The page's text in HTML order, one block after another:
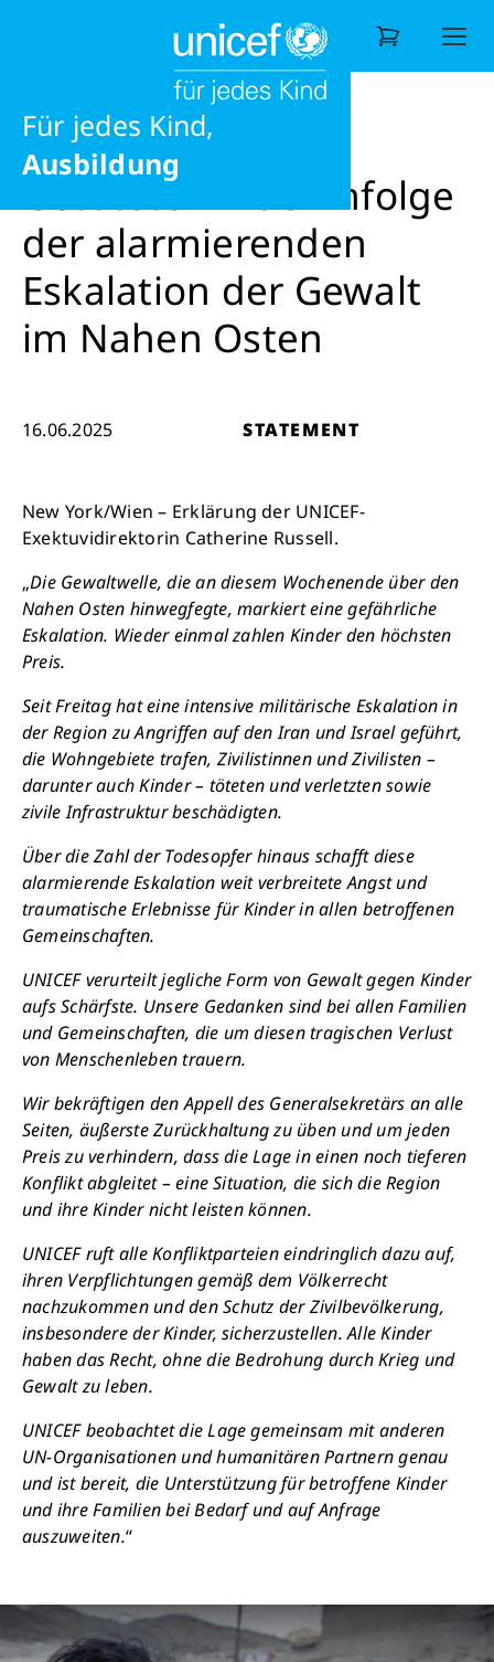
Für jedes Kind,
eine gesunde Zukunft
Ausbildung
Wonach suchen Sie?
StatementGetötete Kinder infolge der
Getötete Kinder infolge
der alarmierenden
Eskalation der Gewalt
im Nahen Osten
16.06.2025 STATEMENT
New York/Wien – Erklärung der UNICEF-
Exektuvidirektorin Catherine Russell.
„Die Gewaltwelle, die an diesem Wochenende über den
Nahen Osten hinwegfegte, markiert eine gefährliche
Eskalation. Wieder einmal zahlen Kinder den höchsten
Preis.
Seit Freitag hat eine intensive militärische Eskalation in
der Region zu Angriffen auf den Iran und Israel geführt,
die Wohngebiete trafen, Zivilistinnen und Zivilisten –
darunter auch Kinder – töteten und verletzten sowie
zivile Infrastruktur beschädigten.
Über die Zahl der Todesopfer hinaus schafft diese
alarmierende Eskalation weit verbreitete Angst und
traumatische Erlebnisse für Kinder in allen betroffenen
Gemeinschaften.
UNICEF verurteilt jegliche Form von Gewalt gegen Kinder
aufs Schärfste. Unsere Gedanken sind bei allen Familien
und Gemeinschaften, die um diesen tragischen Verlust
von Menschenleben trauern.
Wir bekräftigen den Appell des Generalsekretärs an alle
Seiten, äußerste Zurückhaltung zu üben und um jeden
Preis zu verhindern, dass die Lage in einen noch tieferen
Konflikt abgleitet – eine Situation, die sich die Region
und ihre Kinder nicht leisten können.
UNICEF ruft alle Konfliktparteien eindringlich dazu auf,
ihren Verpflichtungen gemäß dem Völkerrecht
nachzukommen und den Schutz der Zivilbevölkerung,
insbesondere der Kinder, sicherzustellen. Alle Kinder
haben das Recht, ohne die Bedrohung durch Krieg und
Gewalt zu leben.
UNICEF beobachtet die Lage gemeinsam mit anderen
UN-Organisationen und humanitären Partnern genau
und ist bereit, die Unterstützung für betroffene Kinder
und ihre Familien bei Bedarf und auf Anfrage
auszuweiten.“
Schließen